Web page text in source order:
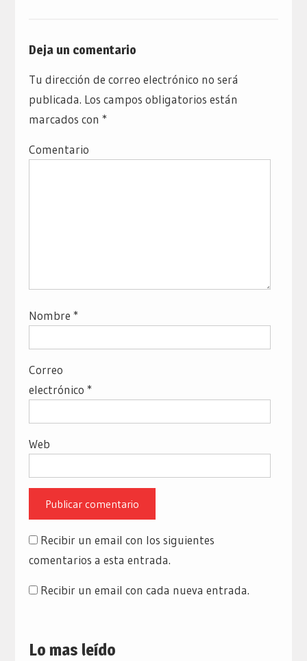
Deja un comentario
Tu dirección de correo electrónico no será
publicada. Los campos obligatorios están
marcados con *
Comentario
Nombre *
Correo
electrónico *
Web
Recibir un email con los siguientes
comentarios a esta entrada.
Recibir un email con cada nueva entrada.
Lo mas leído